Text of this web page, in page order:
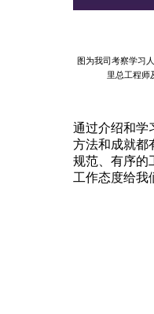
图为我司考察学习
里总工程师
通过介绍和学
方法和成就都
规范、有序的
工作态度给我